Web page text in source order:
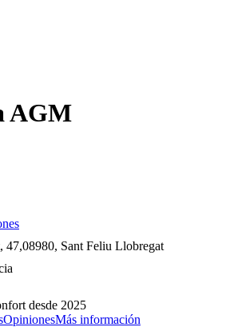
AGM
47,08980, Sant Feliu Llobregat
desde 2025
OpinionesMás información